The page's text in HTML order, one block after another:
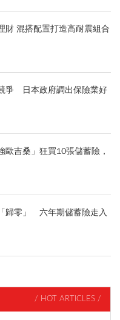
混搭配置打造高耐震組合
爭 日本政府調出保險業好
歐吉桑」狂買10張儲蓄險，
歸零」 六年期儲蓄險走入
/ HOT ARTICLES /